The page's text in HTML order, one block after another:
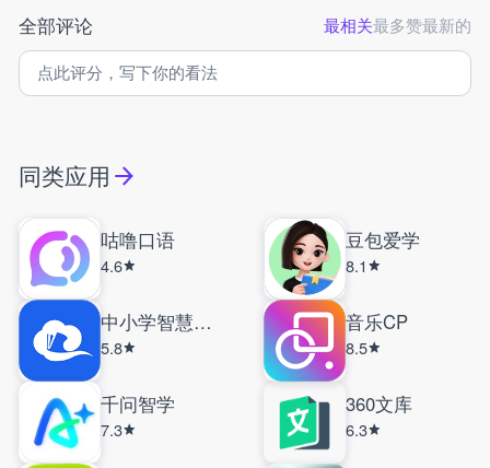
全部评论 最相关最多赞最新的
同类应用
咕噜口语
4.6
豆包爱学
8.1
中小学智慧教育平台
5.8
音乐CP
8.5
千问智学
7.3
360文库
6.3